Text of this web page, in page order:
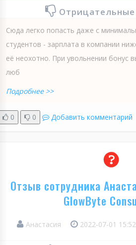
Сюда легко попасть даже с
студентов - зарплата в компании
её неохотно. При увольнении бонус
люб
Подробнее >>
0 0 Добавить комментарий
Отзыв сотрудника
GlowByte
Анастасия 2022-07-01